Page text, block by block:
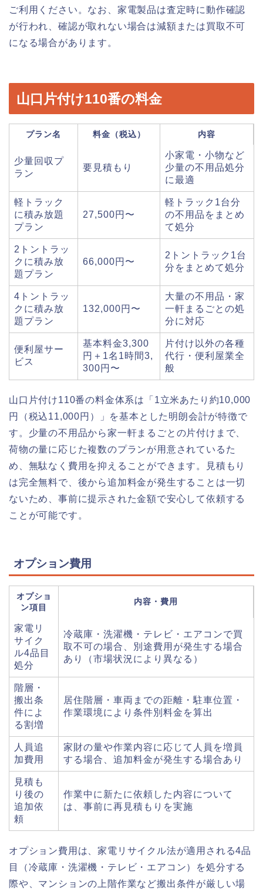
ご利用ください。なお、家電製品は査定時に動作確認
が行われ、確認が取れない場合は減額または買取不可
になる場合があります。
山口片付け110番の料金
プラン名 料金（税込） 内容
少量回収プ
ラン
要見積もり
小家電・小物など
少量の不用品処分
に最適
軽トラック
に積み放題
プラン
27,500円〜
軽トラック1台分
の不用品をまとめ
て処分
2トントラッ
クに積み放
題プラン
66,000円〜
2トントラック1台
分をまとめて処分
4トントラッ
クに積み放
題プラン
132,000円〜
大量の不用品・家
一軒まるごとの処
分に対応
便利屋サー
ビス
基本料金3,300
円＋1名1時間3,
300円〜
片付け以外の各種
代行・便利屋業全
般
山口片付け110番の料金体系は「1立米あたり約10,000
円（税込11,000円）」を基本とした明朗会計が特徴で
す。少量の不用品から家一軒まるごとの片付けまで、
荷物の量に応じた複数のプランが用意されているた
め、無駄なく費用を抑えることができます。見積もり
は完全無料で、後から追加料金が発生することは一切
ないため、事前に提示された金額で安心して依頼する
ことが可能です。
オプション費用
オプショ
ン項目
内容・費用
家電リ
サイク
ル4品目
処分
冷蔵庫・洗濯機・テレビ・エアコンで買
取不可の場合、別途費用が発生する場合
あり（市場状況により異なる）
階層・
搬出条
件によ
る割増
居住階層・車両までの距離・駐車位置・
作業環境により条件別料金を算出
人員追
加費用
家財の量や作業内容に応じて人員を増員
する場合、追加料金が発生する場合あり
見積も
り後の
追加依
頼
作業中に新たに依頼した内容について
は、事前に再見積もりを実施
オプション費用は、家電リサイクル法が適用される4品
目（冷蔵庫・洗濯機・テレビ・エアコン）を処分する
際や、マンションの上階作業など搬出条件が厳しい場